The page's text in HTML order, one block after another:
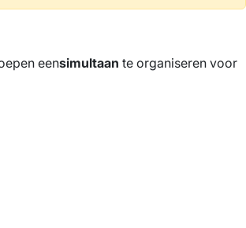
eensimultaan te organiseren voor